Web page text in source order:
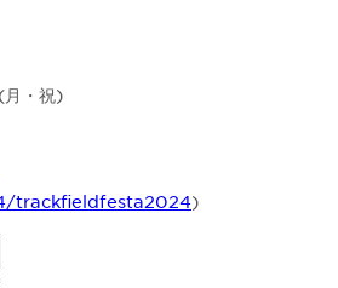
・祝)
trackfieldfesta2024)